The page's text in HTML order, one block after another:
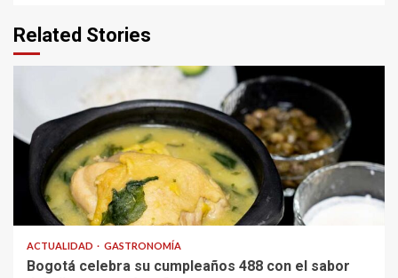
Related Stories
ACTUALIDAD GASTRONOMÍA
Bogotá celebra su cumpleaños 488 con el sabor